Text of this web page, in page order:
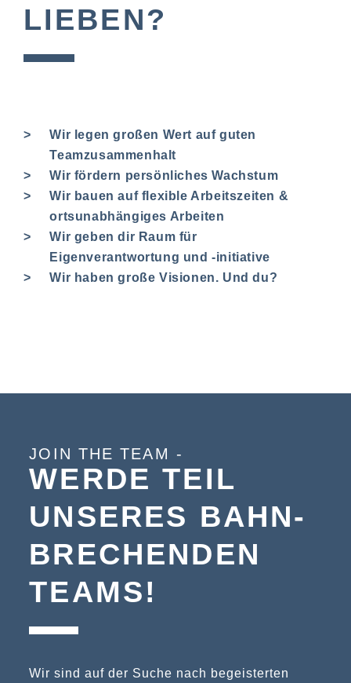
LIEBEN?
Wir legen großen Wert auf guten
Teamzusammenhalt
Wir fördern persönliches Wachstum
Wir bauen auf flexible Arbeitszeiten &
ortsunabhängiges Arbeiten
Wir geben dir Raum für
Eigenverantwortung und -initiative
Wir haben große Visionen. Und du?
JOIN THE TEAM -
WERDE TEIL
UNSERES BAHN­
BRE­CHEN­DEN
TEAMS!
Wir sind auf der Suche nach begeisterten